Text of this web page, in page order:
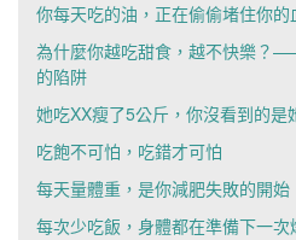
你每天吃的油，正在偷偷堵住你的
為什麼你越吃甜食，越不快樂？
的陷阱
她吃XX瘦了5公斤，你沒看到的是
吃飽不可怕，吃錯才可怕
每天量體重，是你減肥失敗的開始
每次少吃飯，身體都在準備下一次